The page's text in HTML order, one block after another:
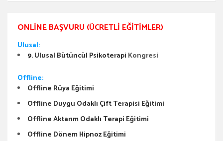
ONLINE BAŞVURU (ÜCRETLI EĞITIMLER)
Ulusal:
9. Ulusal Bütüncül Psikoterapi Kongresi
Offline:
Offline Rüya Eğitimi
Offline Duygu Odaklı Çift Terapisi Eğitimi
Offline Aktarım Odaklı Terapi Eğitimi
Offline Dönem Hipnoz Eğitimi